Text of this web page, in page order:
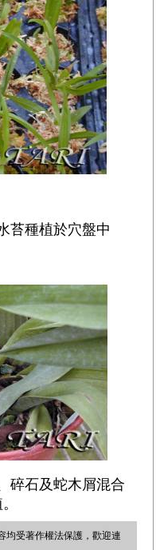
苔種植於穴盤中
碎石及蛇木屑混合
均受著作權法保護，歡迎連